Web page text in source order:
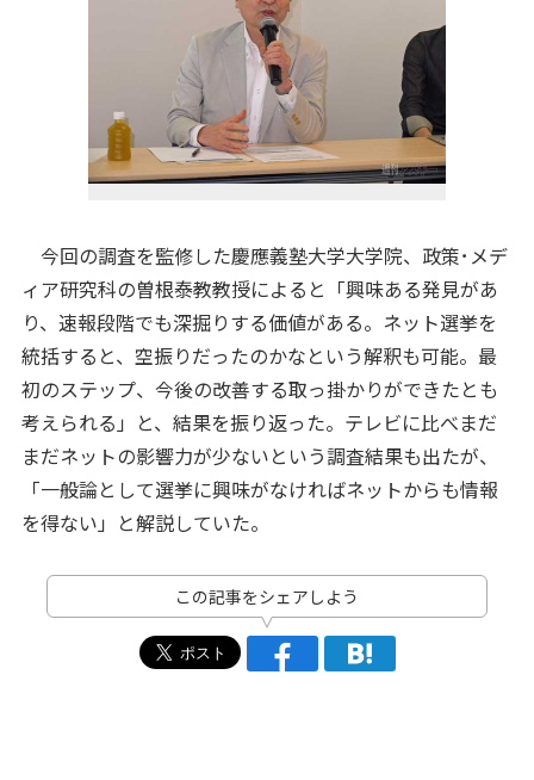
今回の調査を監修した慶應義塾大学大学院、政策･メデ
ィア研究科の曽根泰教教授によると「興味ある発見があ
り、速報段階でも深掘りする価値がある。ネット選挙を
統括すると、空振りだったのかなという解釈も可能。最
初のステップ、今後の改善する取っ掛かりができたとも
考えられる」と、結果を振り返った。テレビに比べまだ
まだネットの影響力が少ないという調査結果も出たが、
「一般論として選挙に興味がなければネットからも情報
を得ない」と解説していた。
この記事をシェアしよう